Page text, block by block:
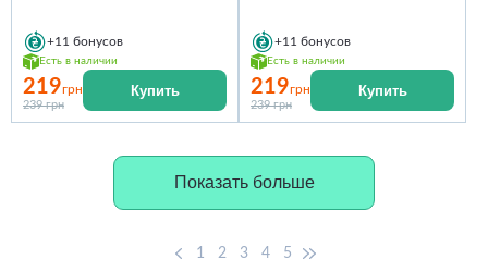
+11 бонусов
Есть в наличии
219грн
239 грн
Купить
+11 бонусов
Есть в наличии
219грн
239 грн
Купить
Показать больше
1 2 3 4 5